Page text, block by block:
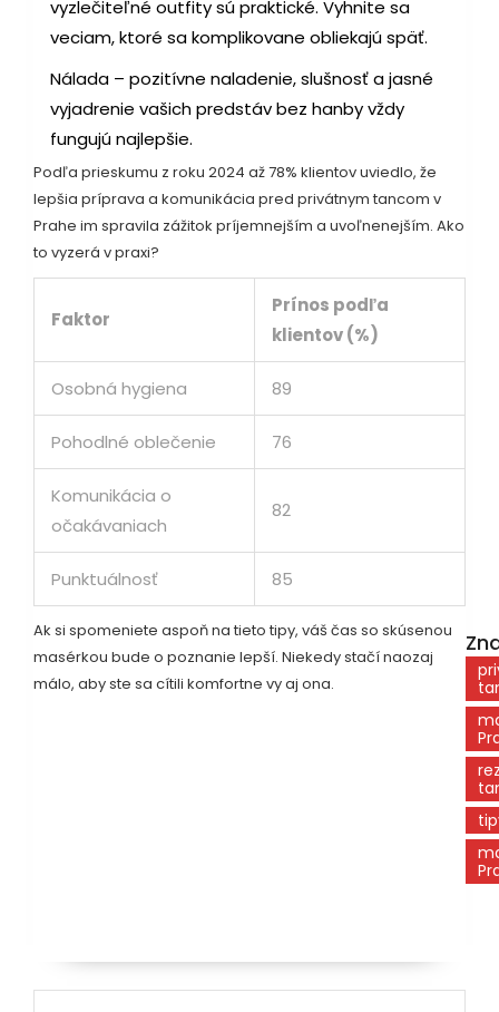
vyzlečiteľné outfity sú praktické. Vyhnite sa
veciam, ktoré sa komplikovane obliekajú späť.
Nálada – pozitívne naladenie, slušnosť a jasné
vyjadrenie vašich predstáv bez hanby vždy
fungujú najlepšie.
Podľa prieskumu z roku 2024 až 78% klientov uviedlo, že
lepšia príprava a komunikácia pred privátnym tancom v
Prahe im spravila zážitok príjemnejším a uvoľnenejším. Ako
to vyzerá v praxi?
Faktor
Prínos podľa
klientov (%)
Osobná hygiena 89
Pohodlné oblečenie 76
Komunikácia o
očakávaniach
82
Punktuálnosť 85
Ak si spomeniete aspoň na tieto tipy, váš čas so skúsenou
masérkou bude o poznanie lepší. Niekedy stačí naozaj
málo, aby ste sa cítili komfortne vy aj ona.